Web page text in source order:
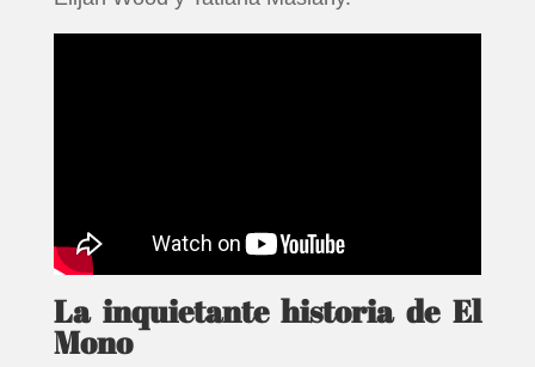
La inquietante historia de El
Mono